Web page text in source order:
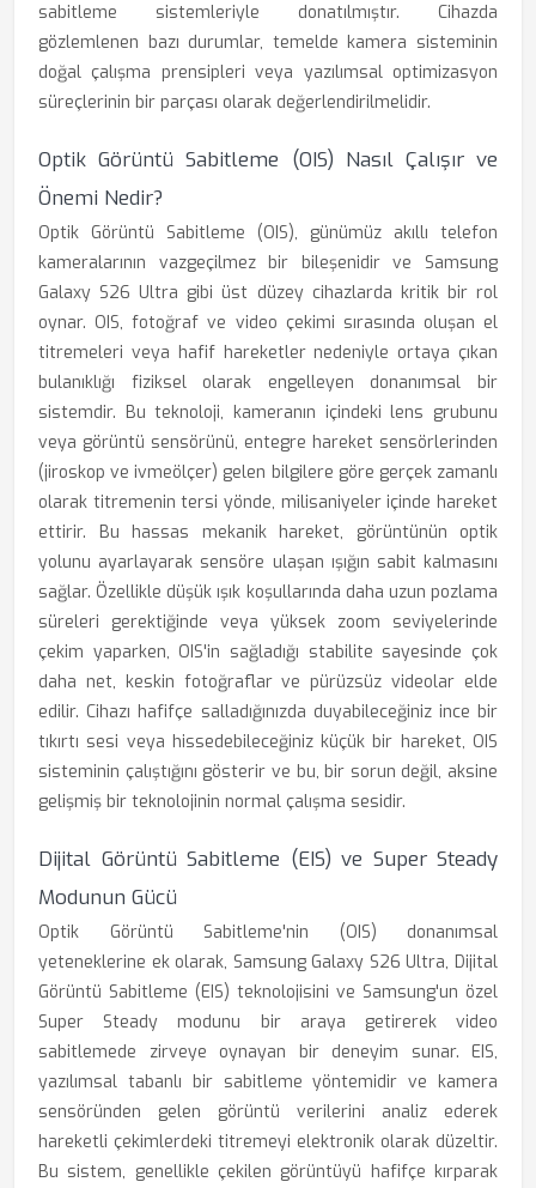
sabitleme sistemleriyle donatılmıştır. Cihazda
gözlemlenen bazı durumlar, temelde kamera sisteminin
doğal çalışma prensipleri veya yazılımsal optimizasyon
süreçlerinin bir parçası olarak değerlendirilmelidir.
Optik Görüntü Sabitleme (OIS) Nasıl Çalışır ve
Önemi Nedir?
Optik Görüntü Sabitleme (OIS), günümüz akıllı telefon
kameralarının vazgeçilmez bir bileşenidir ve Samsung
Galaxy S26 Ultra gibi üst düzey cihazlarda kritik bir rol
oynar. OIS, fotoğraf ve video çekimi sırasında oluşan el
titremeleri veya hafif hareketler nedeniyle ortaya çıkan
bulanıklığı fiziksel olarak engelleyen donanımsal bir
sistemdir. Bu teknoloji, kameranın içindeki lens grubunu
veya görüntü sensörünü, entegre hareket sensörlerinden
(jiroskop ve ivmeölçer) gelen bilgilere göre gerçek zamanlı
olarak titremenin tersi yönde, milisaniyeler içinde hareket
ettirir. Bu hassas mekanik hareket, görüntünün optik
yolunu ayarlayarak sensöre ulaşan ışığın sabit kalmasını
sağlar. Özellikle düşük ışık koşullarında daha uzun pozlama
süreleri gerektiğinde veya yüksek zoom seviyelerinde
çekim yaparken, OIS'in sağladığı stabilite sayesinde çok
daha net, keskin fotoğraflar ve pürüzsüz videolar elde
edilir. Cihazı hafifçe salladığınızda duyabileceğiniz ince bir
tıkırtı sesi veya hissedebileceğiniz küçük bir hareket, OIS
sisteminin çalıştığını gösterir ve bu, bir sorun değil, aksine
gelişmiş bir teknolojinin normal çalışma sesidir.
Dijital Görüntü Sabitleme (EIS) ve Super Steady
Modunun Gücü
Optik Görüntü Sabitleme'nin (OIS) donanımsal
yeteneklerine ek olarak, Samsung Galaxy S26 Ultra, Dijital
Görüntü Sabitleme (EIS) teknolojisini ve Samsung'un özel
Super Steady modunu bir araya getirerek video
sabitlemede zirveye oynayan bir deneyim sunar. EIS,
yazılımsal tabanlı bir sabitleme yöntemidir ve kamera
sensöründen gelen görüntü verilerini analiz ederek
hareketli çekimlerdeki titremeyi elektronik olarak düzeltir.
Bu sistem, genellikle çekilen görüntüyü hafifçe kırparak